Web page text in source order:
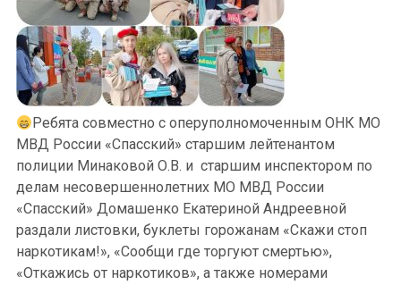
Ребята совместно с оперуполномоченным ОНК МО
МВД России «Спасский» старшим лейтенантом
полиции Минаковой О.В. и старшим инспектором по
делам несовершеннолетних МО МВД России
«Спасский» Домашенко Екатериной Андреевной
раздали листовки, буклеты горожанам «Скажи стоп
наркотикам!», «Сообщи где торгуют смертью»,
«Откажись от наркотиков», а также номерами